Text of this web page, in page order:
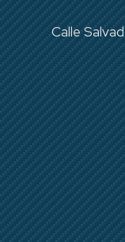
Calle